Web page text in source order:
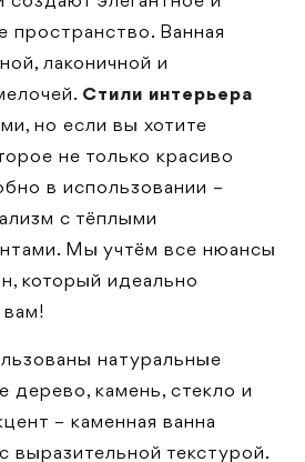
пространство. Ванная
лаконичной и
Стили интерьера
но если вы хотите
не только красиво
в использовании –
с тёплыми
Мы учтём все нюансы
который идеально
натуральные
дерево, камень, стекло и
– каменная ванна
текстурой.